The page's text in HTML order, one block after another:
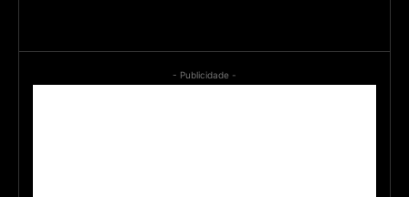
- Publicidade -